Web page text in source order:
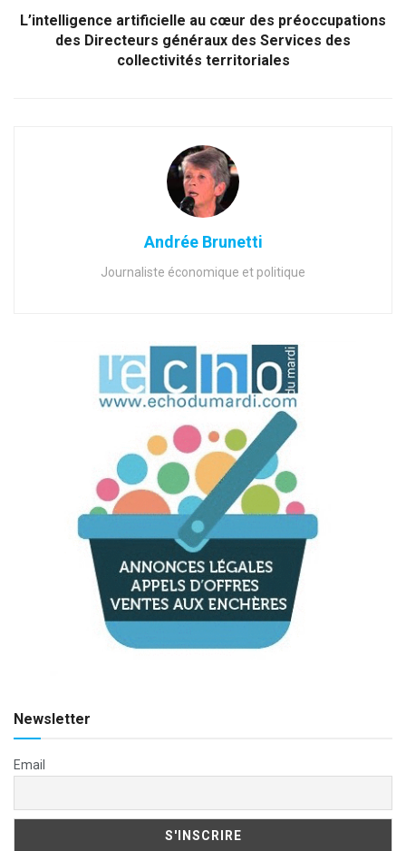
L’intelligence artificielle au cœur des préoccupations
des Directeurs généraux des Services des
collectivités territoriales
Andrée Brunetti
Journaliste économique et politique
Newsletter
Email